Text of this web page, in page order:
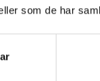
som de har